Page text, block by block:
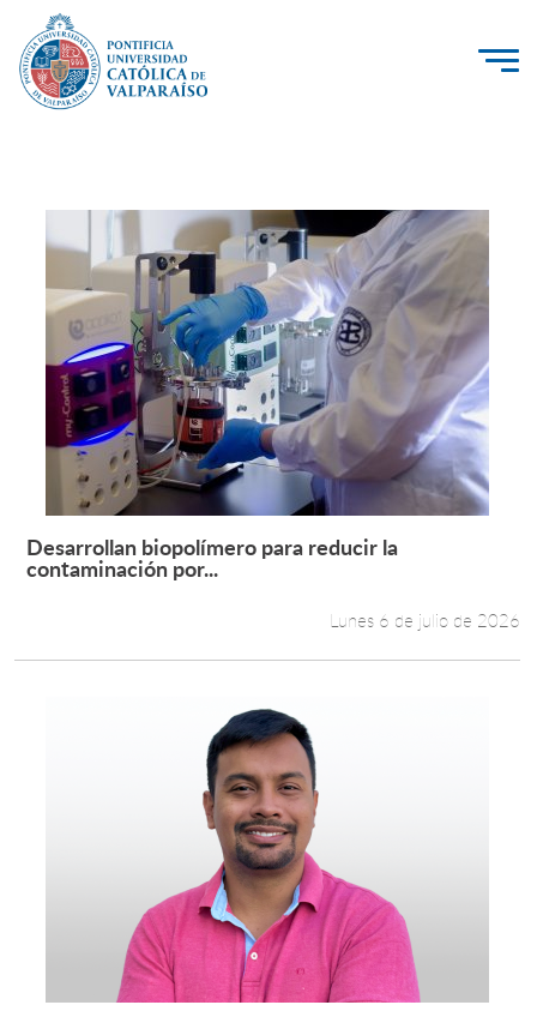
PUCV Internacional
Vinculación con el Medio
Admisión
Pregrado
Postgrado
Formación Continua
Leer más +
Desarrollan biopolímero para reducir la
contaminación por...
Lunes 6 de julio de 2026